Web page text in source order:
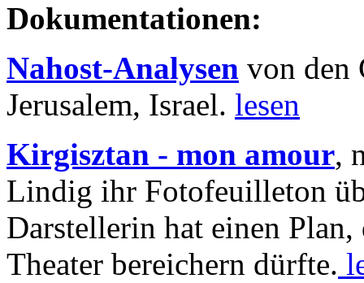
Dokumentationen:
Nahost-Analysen von den
Jerusalem, Israel. lesen
Kirgisztan - mon amour,
Lindig ihr Fotofeuilleton
Darstellerin hat einen Plan,
Theater bereichern dürfte.